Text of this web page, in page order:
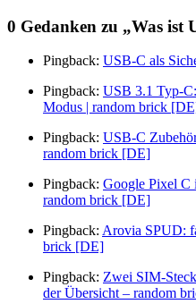
0 Gedanken zu „Was ist
Pingback: USB-C als
Pingback: USB 3.1 Typ-
Modus | random brick
Pingback: USB-C
random brick [DE]
Pingback: Google Pixel C
random brick [DE]
Pingback: Arovia SPUD:
brick [DE]
Pingback: Zwei SIM-
der Übersicht – random